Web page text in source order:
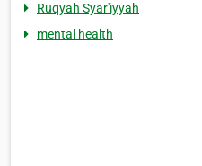
Ruqyah Syar'iyyah
mental health